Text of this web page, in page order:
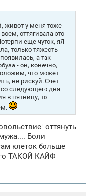
живот у меня тоже
оттягивала это
еще чуток, яЯ
только тяжесть
а так
- он, конечно,
что может
не рискуй. Счет
следующего дня
в пятницу, то
оттянуть
Боли
клеток больше
ТАКОЙ КАЙФ